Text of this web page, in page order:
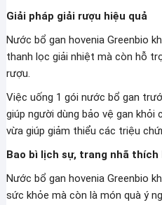
Giải pháp giải rượu hiệu quả
Nước bổ gan hovenia Greenbio
thanh lọc giải nhiệt mà còn hỗ
rượu.
Việc uống 1 gói nước bổ gan
giúp người dùng bảo vệ gan
vừa giúp giảm thiểu các triệu
Bao bì lịch sự, trang nhã thích
Nước bổ gan hovenia Greenbio
sức khỏe mà còn là món quà ý